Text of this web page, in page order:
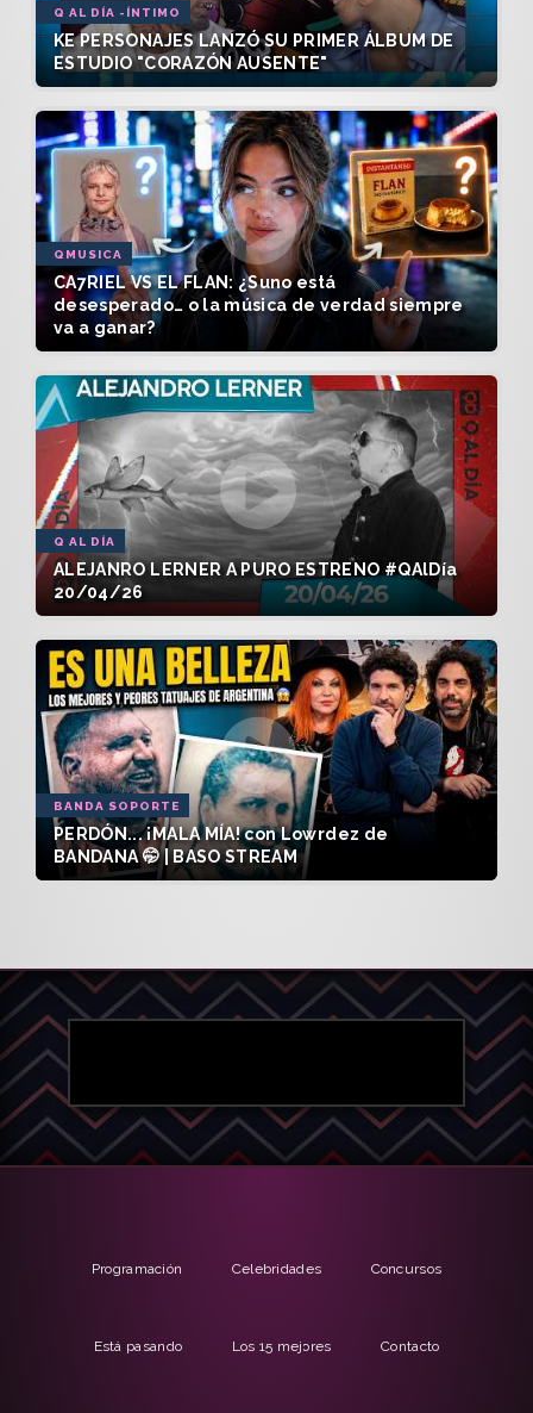
Q AL DÍA -ÍNTIMO
KE PERSONAJES LANZÓ SU PRIMER ÁLBUM DE
ESTUDIO "CORAZÓN AUSENTE"
QMUSICA
CA7RIEL VS EL FLAN: ¿Suno está
desesperado… o la música de verdad siempre
va a ganar?
Q AL DÍA
ALEJANRO LERNER A PURO ESTRENO #QAlDía
20/04/26
BANDA SOPORTE
PERDÓN... ¡MALA MÍA! con Lowrdez de
BANDANA 🤭 | BASO STREAM
Programación Celebridades Concursos
Está pasando Los 15 mejores Contacto